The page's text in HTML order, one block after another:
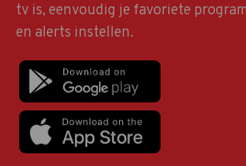
tv is, eenvoudig je favoriete
en alerts instellen.